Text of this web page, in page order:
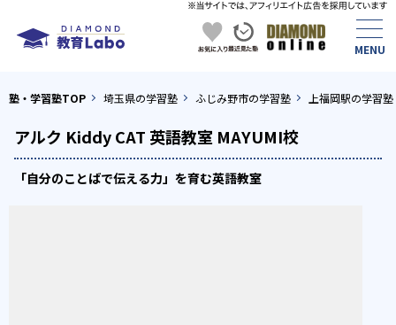
塾・学習塾TOP 埼玉県の学習塾 ふじみ野市の学習塾 上福岡駅の学習塾
アルク Kiddy CAT 英語教室 MAYUMI校
「自分のことばで伝える力」を育む英語教室